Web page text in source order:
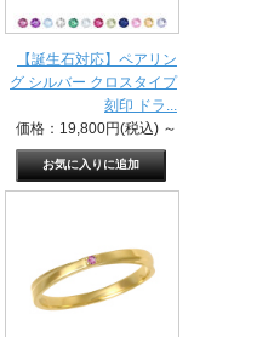
【誕生石対応】ペアリン
グ シルバー クロスタイプ
刻印 ドラ...
価格：19,800円(税込) ～